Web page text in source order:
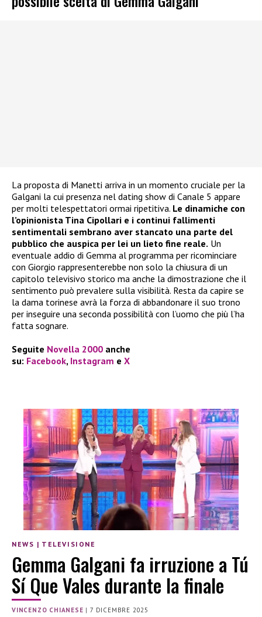
La proposta di Manetti arriva in un momento cruciale per la
Galgani la cui presenza nel dating show di Canale 5 appare
per molti telespettatori ormai ripetitiva. Le dinamiche con
l’opinionista Tina Cipollari e i continui fallimenti
sentimentali sembrano aver stancato una parte del
pubblico che auspica per lei un lieto fine reale. Un
eventuale addio di Gemma al programma per ricominciare
con Giorgio rappresenterebbe non solo la chiusura di un
capitolo televisivo storico ma anche la dimostrazione che il
sentimento può prevalere sulla visibilità. Resta da capire se
la dama torinese avrà la forza di abbandonare il suo trono
per inseguire una seconda possibilità con l’uomo che più l’ha
fatta sognare.
Seguite Novella 2000 anche
su: Facebook, Instagram e X
NEWS | TELEVISIONE
Gemma Galgani fa irruzione a Tú
Sí Que Vales durante la finale
VINCENZO CHIANESE |7 DICEMBRE 2025